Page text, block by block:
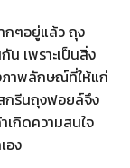
กๆอยู่แล้ว ถุง
เพราะเป็นสิ่ง
ภาพลักษณ์ที่ให้แก่
กรีนถุงฟอยล์จึง
กิดความสนใจ
อง